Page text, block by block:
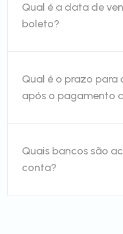
Qual é a data de
boleto?
Qual é o prazo para
após o pagamento
Quais bancos são
conta?